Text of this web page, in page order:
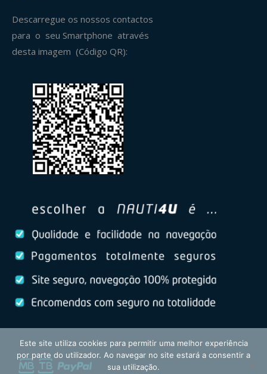
Descarregue os nossos contactos
para o seu Smartphone através
desta imagem (Código QR):
Este site utiliza cookies para permitir uma melhor experiência
por parte do utilizador. Ao navegar no site estará a consentir a
sua utilização.